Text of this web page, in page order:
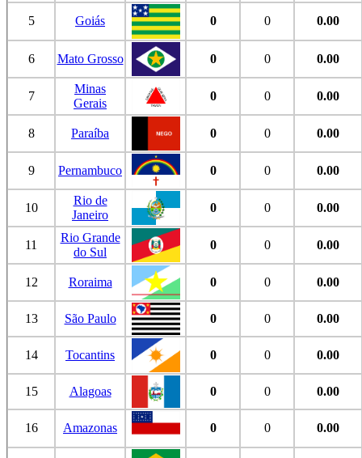
5 Goiás 0 0 0.00
6 Mato Grosso 0 0 0.00
7
Minas
Gerais
0 0 0.00
8 Paraíba 0 0 0.00
9 Pernambuco 0 0 0.00
10
Rio de
Janeiro
0 0 0.00
11
Rio Grande
do Sul
0 0 0.00
12 Roraima 0 0 0.00
13 São Paulo 0 0 0.00
14 Tocantins 0 0 0.00
15 Alagoas 0 0 0.00
16 Amazonas 0 0 0.00